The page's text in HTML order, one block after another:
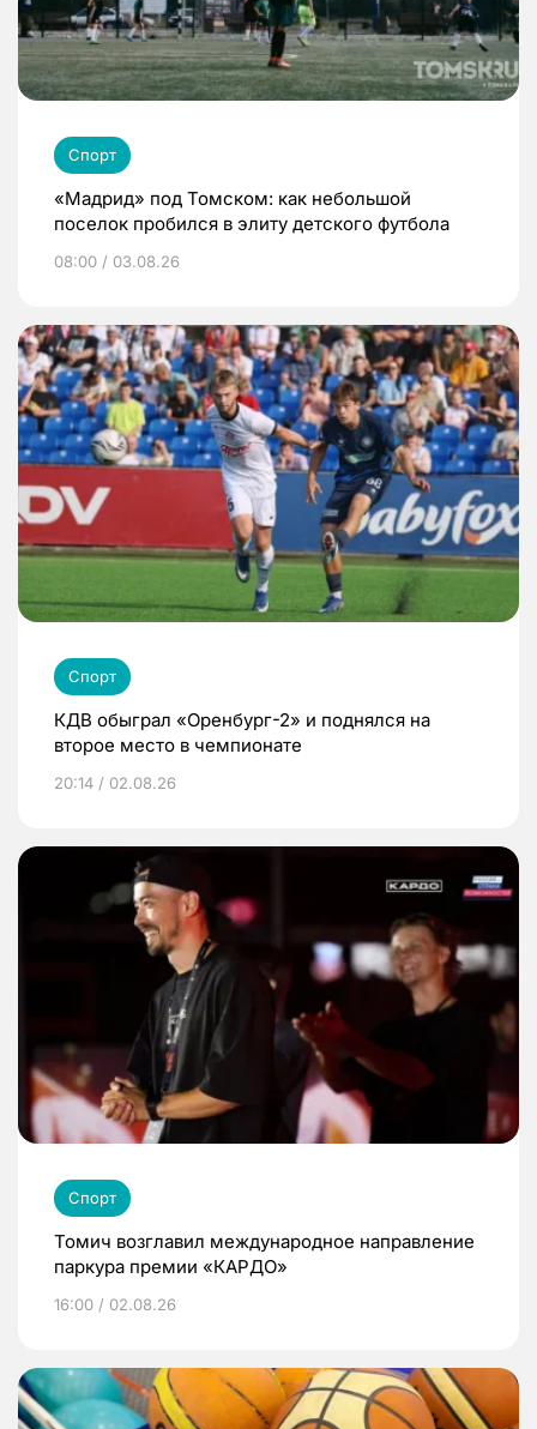
Спорт
«Мадрид» под Томском: как небольшой
поселок пробился в элиту детского футбола
08:00 / 03.08.26
Спорт
КДВ обыграл «Оренбург-2» и поднялся на
второе место в чемпионате
20:14 / 02.08.26
Спорт
Томич возглавил международное направление
паркура премии «КАРДО»
16:00 / 02.08.26